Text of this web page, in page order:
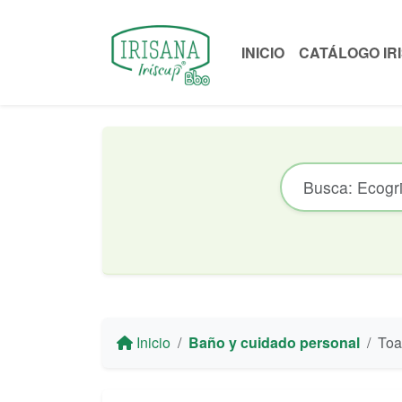
INICIO CATÁLOGO
Inicio Baño y cuidado personal